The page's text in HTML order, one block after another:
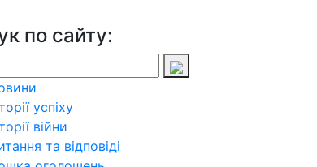
по сайту:
успіху
війни
та відповіді